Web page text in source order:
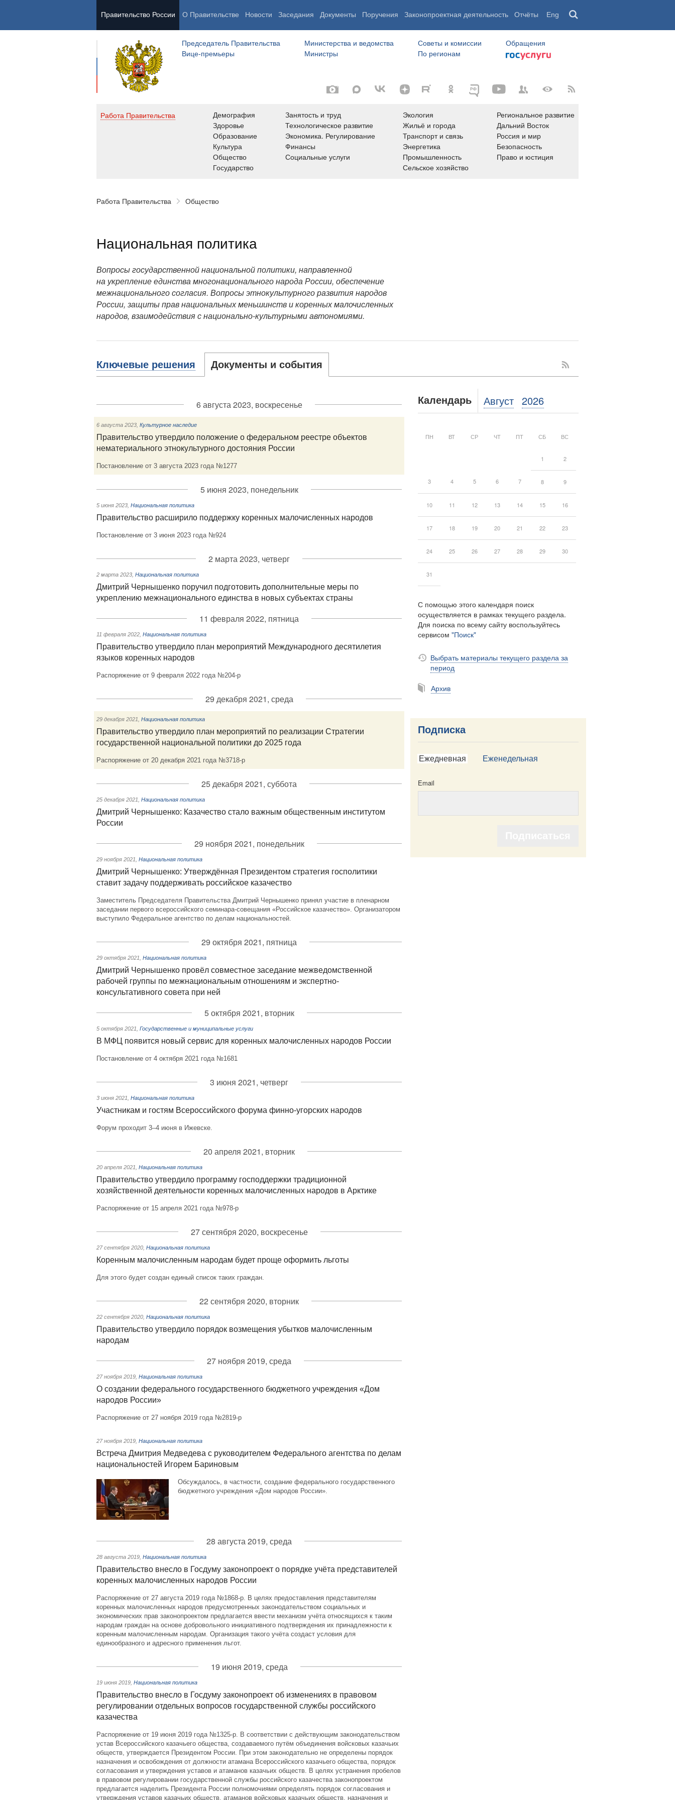
Правительство России О Правительстве Новости Заседания Документы Поручения Законопроектная деятельность Отчёты Eng
Председатель Правительства
Вице-премьеры
Министерства и ведомства
Министры
Советы и комиссии
По регионам
Обращения
Работа Правительства
Демография
Здоровье
Образование
Культура
Общество
Государство
Занятость и труд
Технологическое развитие
Экономика. Регулирование
Финансы
Социальные услуги
Экология
Жильё и города
Транспорт и связь
Энергетика
Промышленность
Сельское хозяйство
Региональное развитие
Дальний Восток
Россия и мир
Безопасность
Право и юстиция
Работа Правительства Общество
Национальная политика
Вопросы государственной национальной политики, направленной
на укрепление единства многонационального народа России, обеспечение
межнационального согласия. Вопросы этнокультурного развития народов
России, защиты прав национальных меньшинств и коренных малочисленных
народов, взаимодействия с национально-культурными автономиями.
Ключевые решения Документы и события
6 августа 2023, воскресенье
6 августа 2023 Культурное наследие
Правительство утвердило положение о федеральном реестре объектов
нематериального этнокультурного достояния России
Постановление от 3 августа 2023 года №1277
5 июня 2023, понедельник
5 июня 2023 Национальная политика
Правительство расширило поддержку коренных малочисленных народов
Постановление от 3 июня 2023 года №924
2 марта 2023, четверг
2 марта 2023 Национальная политика
Дмитрий Чернышенко поручил подготовить дополнительные меры по
укреплению межнационального единства в новых субъектах страны
11 февраля 2022, пятница
11 февраля 2022 Национальная политика
Правительство утвердило план мероприятий Международного десятилетия
языков коренных народов
Распоряжение от 9 февраля 2022 года №204-р
29 декабря 2021, среда
29 декабря 2021 Национальная политика
Правительство утвердило план мероприятий по реализации Стратегии
государственной национальной политики до 2025 года
Распоряжение от 20 декабря 2021 года №3718-р
25 декабря 2021, суббота
25 декабря 2021 Национальная политика
Дмитрий Чернышенко: Казачество стало важным общественным институтом
России
29 ноября 2021, понедельник
29 ноября 2021 Национальная политика
Дмитрий Чернышенко: Утверждённая Президентом стратегия госполитики
ставит задачу поддерживать российское казачество
Заместитель Председателя Правительства Дмитрий Чернышенко принял участие в пленарном
заседании первого всероссийского семинара-совещания «Российское казачество». Организатором
выступило Федеральное агентство по делам национальностей.
29 октября 2021, пятница
29 октября 2021 Национальная политика
Дмитрий Чернышенко провёл совместное заседание межведомственной
рабочей группы по межнациональным отношениям и экспертно-
консультативного совета при ней
5 октября 2021, вторник
5 октября 2021 Государственные и муниципальные услуги
В МФЦ появится новый сервис для коренных малочисленных народов России
Постановление от 4 октября 2021 года №1681
3 июня 2021, четверг
3 июня 2021 Национальная политика
Участникам и гостям Всероссийского форума финно-угорских народов
Форум проходит 3–4 июня в Ижевске.
20 апреля 2021, вторник
20 апреля 2021 Национальная политика
Правительство утвердило программу господдержки традиционной
хозяйственной деятельности коренных малочисленных народов в Арктике
Распоряжение от 15 апреля 2021 года №978-р
27 сентября 2020, воскресенье
27 сентября 2020 Национальная политика
Коренным малочисленным народам будет проще оформить льготы
Для этого будет создан единый список таких граждан.
22 сентября 2020, вторник
22 сентября 2020 Национальная политика
Правительство утвердило порядок возмещения убытков малочисленным
народам
27 ноября 2019, среда
27 ноября 2019 Национальная политика
О создании федерального государственного бюджетного учреждения «Дом
народов России»
Распоряжение от 27 ноября 2019 года №2819-р
27 ноября 2019 Национальная политика
Встреча Дмитрия Медведева с руководителем Федерального агентства по делам
национальностей Игорем Бариновым
Обсуждалось, в частности, создание федерального государственного
бюджетного учреждения «Дом народов России».
28 августа 2019, среда
28 августа 2019 Национальная политика
Правительство внесло в Госдуму законопроект о порядке учёта представителей
коренных малочисленных народов России
Распоряжение от 27 августа 2019 года №1868-р. В целях предоставления представителям
коренных малочисленных народов предусмотренных законодательством социальных и
экономических прав законопроектом предлагается ввести механизм учёта относящихся к таким
народам граждан на основе добровольного инициативного подтверждения их принадлежности к
коренным малочисленным народам. Организация такого учёта создаст условия для
единообразного и адресного применения льгот.
19 июня 2019, среда
19 июня 2019 Национальная политика
Правительство внесло в Госдуму законопроект об изменениях в правовом
регулировании отдельных вопросов государственной службы российского
казачества
Распоряжение от 19 июня 2019 года №1325-р. В соответствии с действующим законодательством
устав Всероссийского казачьего общества, создаваемого путём объединения войсковых казачьих
обществ, утверждается Президентом России. При этом законодательно не определены порядок
назначения и освобождения от должности атамана Всероссийского казачьего общества, порядок
согласования и утверждения уставов и атаманов казачьих обществ. В целях устранения пробелов
в правовом регулировании государственной службы российского казачества законопроектом
предлагается наделить Президента России полномочиями определять порядок согласования и
утверждения уставов казачьих обществ, атаманов войсковых казачьих обществ, назначения и
Календарь Август 2026
ПН ВТ СР ЧТ ПТ СБ ВС
1 2
3 4 5 6 7 8 9
10 11 12 13 14 15 16
17 18 19 20 21 22 23
24 25 26 27 28 29 30
31
С помощью этого календаря поиск
осуществляется в рамках текущего раздела.
Для поиска по всему сайту воспользуйтесь
сервисом "Поиск"
Выбрать материалы текущего раздела за
период
Архив
Подписка
Ежедневная Еженедельная
Email